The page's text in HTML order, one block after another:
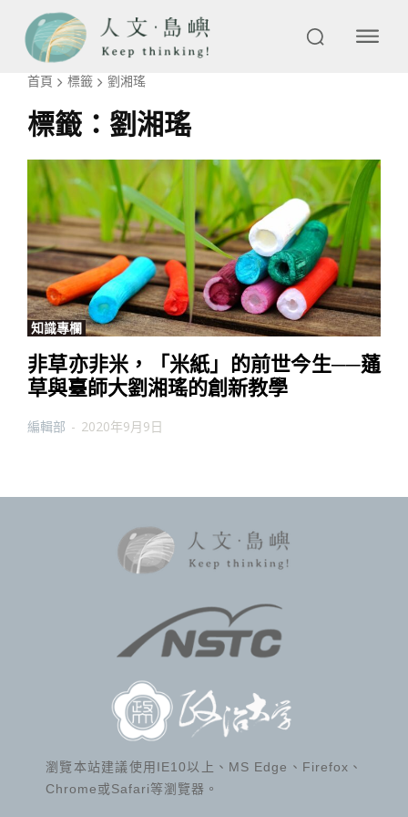
首頁 標籤 劉湘瑤
標籤： 劉湘瑤
知識專欄
非草亦非米，「米紙」的前世今生──蓪
草與臺師大劉湘瑤的創新教學
編輯部 - 2020年9月9日
瀏覽本站建議使用IE10以上、MS Edge、Firefox、
Chrome或Safari等瀏覽器。